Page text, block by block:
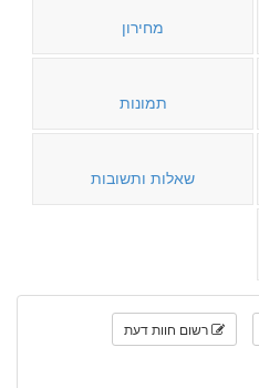
מחירון
תמונות
שאלות ותשובות
רשום חוות דעת